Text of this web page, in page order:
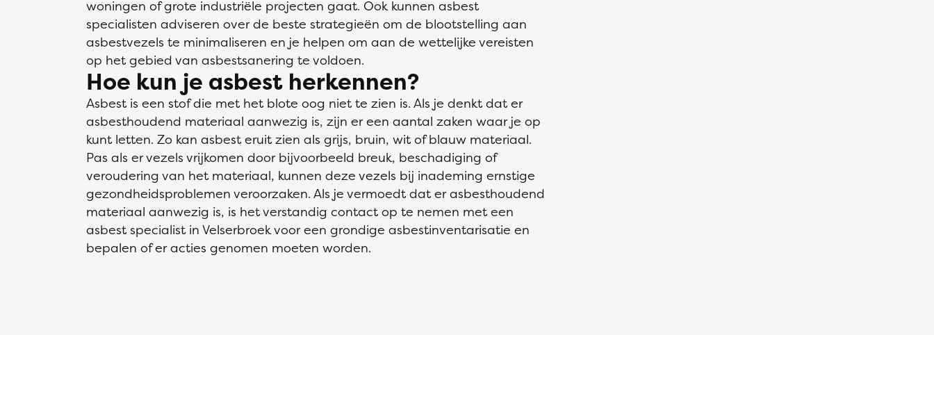
woningen of grote industriële projecten gaat. Ook kunnen asbest
specialisten adviseren over de beste strategieën om de blootstelling aan
asbestvezels te minimaliseren en je helpen om aan de wettelijke vereisten
op het gebied van asbestsanering te voldoen.
Hoe kun je asbest herkennen?
Asbest is een stof die met het blote oog niet te zien is. Als je denkt dat er
asbesthoudend materiaal aanwezig is, zijn er een aantal zaken waar je op
kunt letten. Zo kan asbest eruit zien als grijs, bruin, wit of blauw materiaal.
Pas als er vezels vrijkomen door bijvoorbeeld breuk, beschadiging of
veroudering van het materiaal, kunnen deze vezels bij inademing ernstige
gezondheidsproblemen veroorzaken. Als je vermoedt dat er asbesthoudend
materiaal aanwezig is, is het verstandig contact op te nemen met een
asbest specialist in Velserbroek voor een grondige asbestinventarisatie en
bepalen of er acties genomen moeten worden.